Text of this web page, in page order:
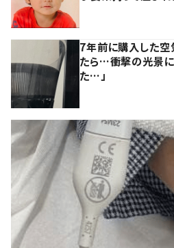
7年前に購入した
たら…衝撃の光景に
た…」